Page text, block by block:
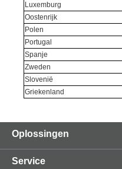
Luxemburg
Oostenrijk
Polen
Portugal
Spanje
Zweden
Slovenië
Griekenland
Oplossingen
Service